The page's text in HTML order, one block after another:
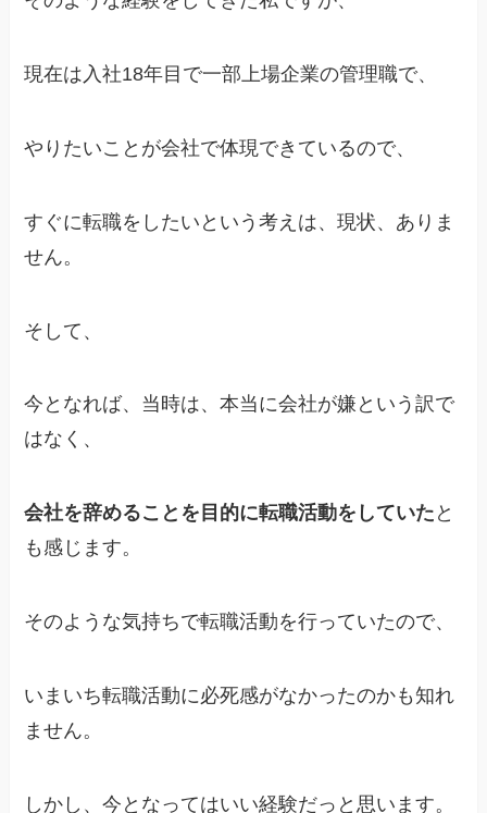
現在は入社18年目で一部上場企業の管理職で、
やりたいことが会社で体現できているので、
すぐに転職をしたいという考えは、現状、ありま
せん。
そして、
今となれば、当時は、本当に会社が嫌という訳で
はなく、
会社を辞めることを目的に転職活動をしていた と
も感じます。
そのような気持ちで転職活動を行っていたので、
いまいち転職活動に必死感がなかったのかも知れ
ません。
しかし、今となってはいい経験だっと思います。